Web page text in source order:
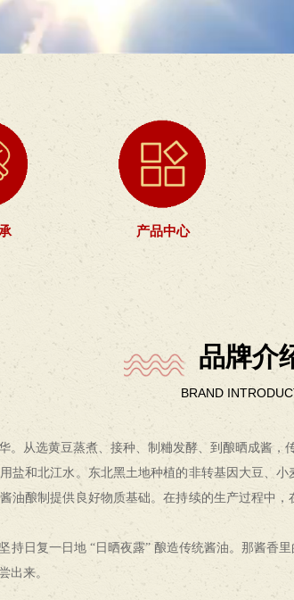
品牌介
BRAND
。从选黄豆蒸煮、接种、制粬发酵、到酿晒成酱，
盐和北江水。东北黑土地种植的非转基因大豆、
油酿制提供良好物质基础。在持续的生产过程中
持日复一日地 “日晒夜露” 酿造传统酱油。那酱香
出来。
产品中心